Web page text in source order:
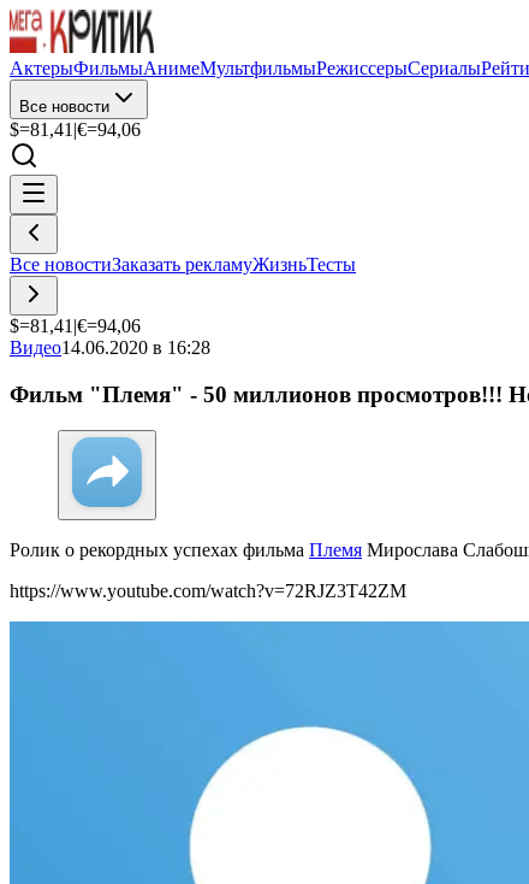
АктерыФильмыАнимеМультфильмыРежиссерыСериалы
Все новости
$=81,41 |€=94,06
Все новостиЗаказать рекламуЖизньТесты
$=81,41 |€=94,06
Видео14.06.2020 в 16:28
Фильм "Племя" - 50 миллионов просмотров!!!
Ролик о рекордных успехах фильма Племя Мирослава
https://www.youtube.com/watch?v=72RJZ3T42ZM